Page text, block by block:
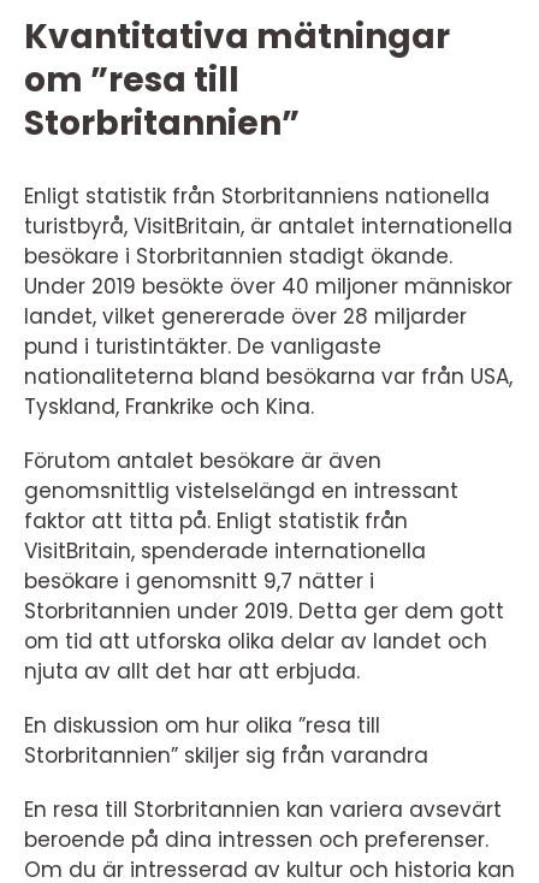
Kvantitativa mätningar
om ”resa till
Storbritannien”
Enligt statistik från Storbritanniens nationella
turistbyrå, VisitBritain, är antalet internationella
besökare i Storbritannien stadigt ökande.
Under 2019 besökte över 40 miljoner människor
landet, vilket genererade över 28 miljarder
pund i turistintäkter. De vanligaste
nationaliteterna bland besökarna var från USA,
Tyskland, Frankrike och Kina.
Förutom antalet besökare är även
genomsnittlig vistelselängd en intressant
faktor att titta på. Enligt statistik från
VisitBritain, spenderade internationella
besökare i genomsnitt 9,7 nätter i
Storbritannien under 2019. Detta ger dem gott
om tid att utforska olika delar av landet och
njuta av allt det har att erbjuda.
En diskussion om hur olika ”resa till
Storbritannien” skiljer sig från varandra
En resa till Storbritannien kan variera avsevärt
beroende på dina intressen och preferenser.
Om du är intresserad av kultur och historia kan